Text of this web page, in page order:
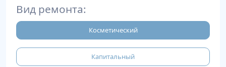
Вид ремонта:
Косметический
Капитальный